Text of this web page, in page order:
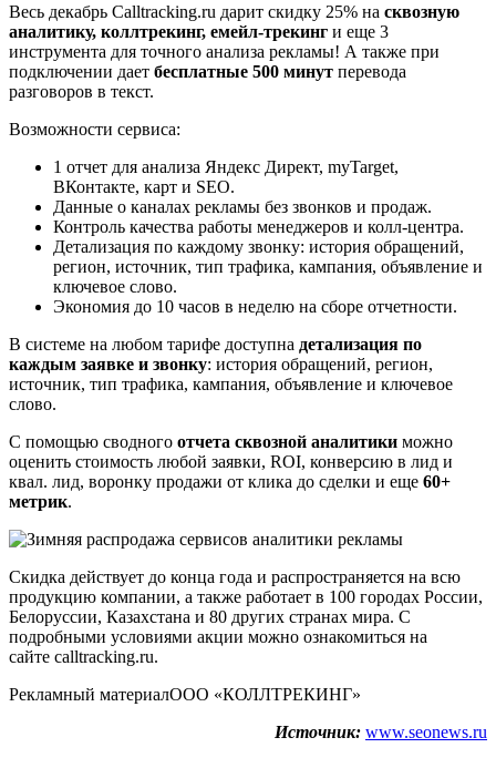
Весь декабрь Calltracking.ru дарит скидку 25% на сквозную
аналитику, коллтрекинг, емейл-трекинг и еще 3
инструмента для точного анализа рекламы! А также при
подключении дает бесплатные 500 минут перевода
разговоров в текст.
Возможности сервиса:
1 отчет для анализа Яндекс Директ, myTarget,
ВКонтакте, карт и SEO.
Данные о каналах рекламы без звонков и продаж.
Контроль качества работы менеджеров и колл-центра.
Детализация по каждому звонку: история обращений,
регион, источник, тип трафика, кампания, объявление и
ключевое слово.
Экономия до 10 часов в неделю на сборе отчетности.
В системе на любом тарифе доступна детализация по
каждым заявке и звонку: история обращений, регион,
источник, тип трафика, кампания, объявление и ключевое
слово.
С помощью сводного отчета сквозной аналитики можно
оценить стоимость любой заявки, ROI, конверсию в лид и
квал. лид, воронку продажи от клика до сделки и еще 60+
метрик.
Скидка действует до конца года и распространяется на всю
продукцию компании, а также работает в 100 городах России,
Белоруссии, Казахстана и 80 других странах мира. С
подробными условиями акции можно ознакомиться на
сайте calltracking.ru.
Рекламный материалООО «КОЛЛТРЕКИНГ»
Источник: www.seonews.ru